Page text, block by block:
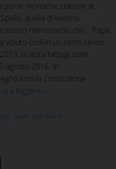
per le monache clarisse di
quella di vedersi
nientemeno che… Papa
voluto così in un certo senso
la visita fattagli dalle
agosto 2016. In
loro la costituzione
a leggere Papa
a
»
Spello Valle Gloria